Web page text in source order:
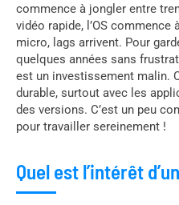
commence à jongler entre
vidéo rapide, l’OS commence
micro, lags arrivent. Pour
quelques années sans
est un investissement malin.
durable, surtout avec les
des versions. C’est un peu
pour travailler sereinement !
Quel est l’intérêt